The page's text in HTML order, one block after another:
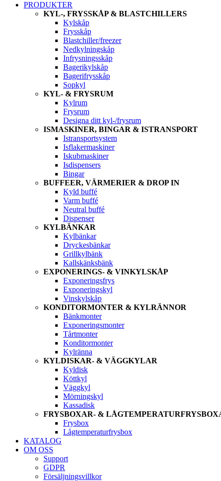
PRODUKTER
KYL-, FRYSSKÅP & BLASTCHILLERS
Kylskåp
Frysskåp
Blastchiller/freezer
Nedkylningskåp
Infrysningsskåp
Bagerikylskåp
Bagerifrysskåp
Sopkyl
KYL- & FRYSRUM
Kylrum
Frysrum
Designa ditt kyl-/frysrum
ISMASKINER, BINGAR & ISTRANSPORT
Istransportsystem
Isflakermaskiner
Iskubmaskiner
Isdispensers
Bingar
BUFFEER, VÄRMERIER & DROP IN
Kyld buffé
Varm buffé
Neutral buffé
Dispenser
KYLBÄNKAR
Kylbänkar
Dryckesbänkar
Grillkylbänk
Kallskänksbänk
EXPONERINGS- & VINKYLSKÅP
Exponeringsfrys
Exponeringskyl
Vinskylskåp
KONDITORMONTER & KYLRÄNNOR
Bänkmonter
Exponeringsmonter
Tårtmonter
Konditormonter
Kylränna
KYLDISKAR- & VÄGGKYLAR
Kyldisk
Köttkyl
Väggkyl
Mörningskyl
Kassadisk
FRYSBOXAR- &
Frysbox
Lågtemperaturfrysbox
KATALOG
OM OSS
Support
GDPR
Försäljningsvillkor